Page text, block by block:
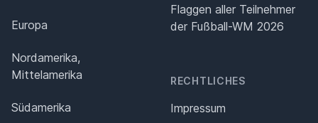
Europa
Nordamerika,
Mittelamerika
Südamerika
Flaggen aller Teilnehmer
der Fußball-WM 2026
RECHTLICHES
Impressum